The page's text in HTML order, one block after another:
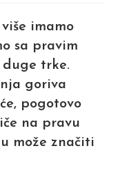
imamo
sa pravim
trke.
goriva
pogotovo
na pravu
može značiti